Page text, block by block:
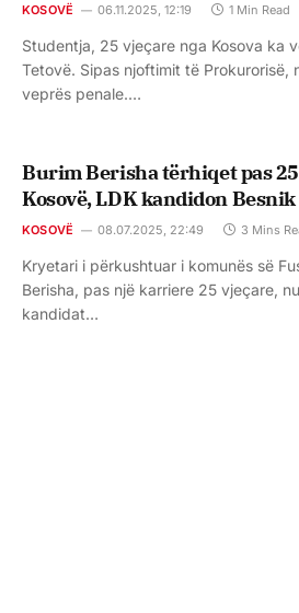
KOSOVË 06.11.2025, 12:19 1 Min Read
Studentja, 25 vjeçare nga Kosova ka
Tetovë. Sipas njoftimit të Prokurorisë,
veprës penale.…
Burim Berisha tërhiqet pas
Kosovë, LDK kandidon
KOSOVË 08.07.2025, 22:49 3 Mins
Kryetari i përkushtuar i komunës së
Berisha, pas një karriere 25 vjeçare,
kandidat…